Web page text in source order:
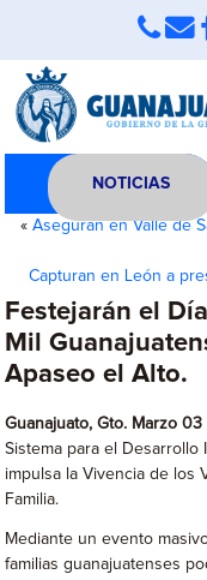
NOTICIAS
« Aseguran en Valle de
Capturan en León a
Festejarán el
Mil
Apaseo el Alto.
Guanajuato, Gto. Marzo
Sistema para el Desarrollo
impulsa la Vivencia de los
Familia.
Mediante un evento
familias guanajuatenses